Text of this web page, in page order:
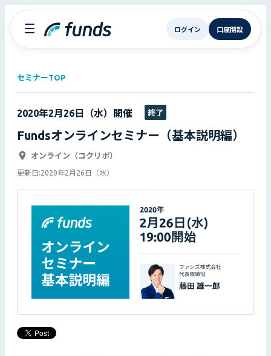
ログイン 口座開設
セミナーTOP
2020年2月26日（水） 開催 終了
Fundsオンラインセミナー（基本説明編）
オンライン（コクリポ）
更新日:2020年2月26日（水）